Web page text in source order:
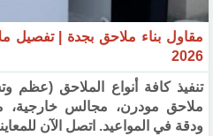
مقاول بناء ملاحق بجدة | تفصيل
2026
تنفيذ كافة أنواع الملاحق
ملاحق مودرن، مجالس خارجية،
ودقة في المواعيد. اتصل الآن